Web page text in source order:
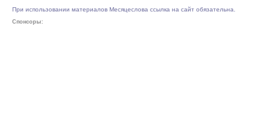
При использовании материалов Месяцеслова ссылка на сайт обязательна.
Спонсоры: